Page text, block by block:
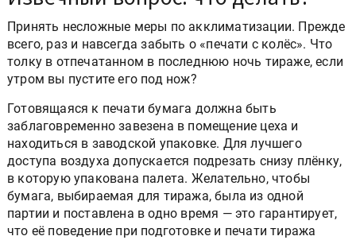
Принять несложные меры по акклиматизации. Прежде
всего, раз и навсегда забыть о «печати с колёс». Что
толку в отпечатанном в последнюю ночь тираже, если
утром вы пустите его под нож?
Готовящаяся к печати бумага должна быть
заблаговременно завезена в помещение цеха и
находиться в заводской упаковке. Для лучшего
доступа воздуха допускается подрезать снизу плёнку,
в которую упакована палета. Желательно, чтобы
бумага, выбираемая для тиража, была из одной
партии и поставлена в одно время — это гарантирует,
что её поведение при подготовке и печати тиража